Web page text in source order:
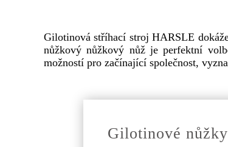
Gilotinová stříhací stroj HARSLE
nůžkový nůžkový nůž je perfektní
možností pro začínající společnost,
Gilotinové nůžky